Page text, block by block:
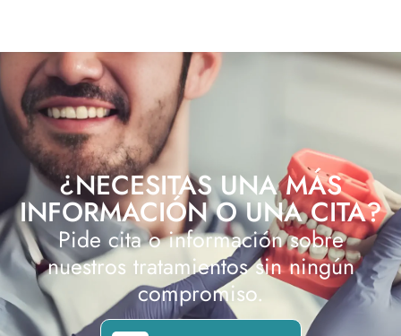
¿NECESITAS UNA MÁS
INFORMACIÓN O UNA CITA?
Pide cita o información sobre
nuestros tratamientos sin ningún
compromiso.